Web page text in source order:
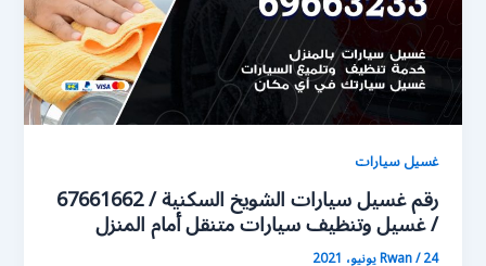
غسيل سيارات
رقم غسيل سيارات الشويخ السكنية / 67661662
/ غسيل وتنظيف سيارات متنقل أمام المنزل
Rwan/24 يونيو، 2021